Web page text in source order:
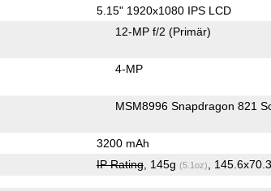
5.15" 1920x1080 IPS LCD
12-MP f/2 (Primär)
4-MP
MSM8996 Snapdragon 821
3200 mAh
IP Rating, 145g (5.1oz) ,